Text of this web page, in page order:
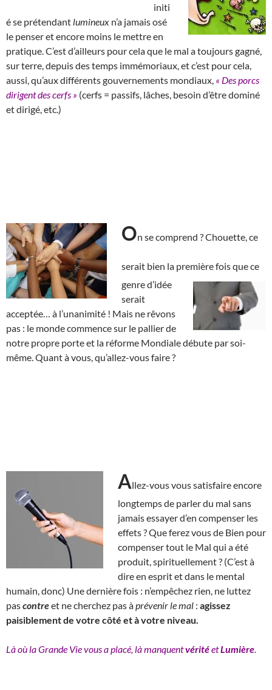
initi
é se prétendant lumineux n’a jamais osé
le penser et encore moins le mettre en
pratique. C’est d’ailleurs pour cela que le mal a toujours gagné,
sur terre, depuis des temps immémoriaux, et c’est pour cela,
aussi, qu’aux différents gouvernements mondiaux, « Des porcs
dirigent des cerfs » (cerfs = passifs, lâches, besoin d’être dominé
et dirigé, etc.)
On se comprend ? Chouette, ce
serait bien la premièrefois que ce
genre d’idée
serait
acceptée… à l’unanimité ! Mais ne rêvons
pas : le monde commence sur le pallier de
notre propre porte et la réforme Mondiale débute par soi-
même. Quant à vous, qu’allez-vous faire ?
Allez-vous vous satisfaire encore
longtemps de parler du mal sans
jamais essayer d’en compenser les
effets ? Que ferez vous de Bien pour
compenser tout le Mal qui a été
produit, spirituellement ? (C’est à
dire en esprit et dans le mental
humain, donc) Une dernière fois : n’empêchez rien, ne luttez
pascontreet ne cherchez pas àprévenir le mal : agissez
paisiblement de votre côté et à votre niveau.
Là où la Grande Vie vous a placé, là manquentvéritéetLumière